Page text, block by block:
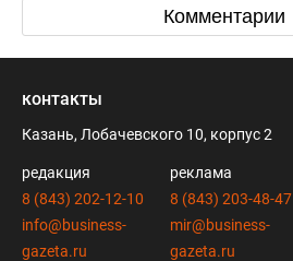
Комментарии
контакты
Казань, Лобачевского 10, корпус 2
редакция
8 (843) 202-12-10
info@business-
gazeta.ru
реклама
8 (843) 203-48-47
mir@business-
gazeta.ru